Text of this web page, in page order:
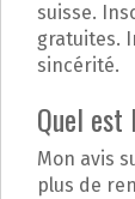
suisse.
gratuites.
sincérité.
Quel
Mon avis
plus de